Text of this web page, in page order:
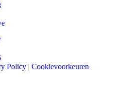
Policy | Cookievoorkeuren